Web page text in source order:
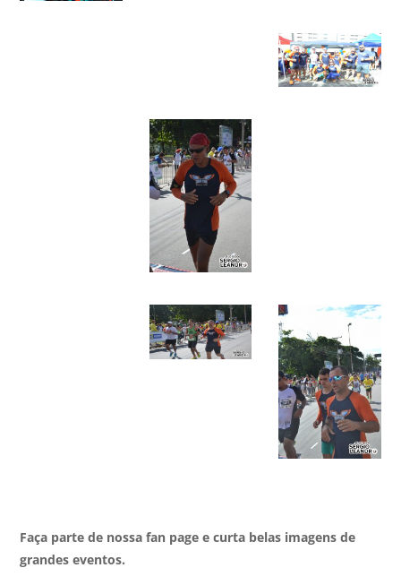
Faça parte de nossa fan page e curta belas imagens de
grandes eventos.